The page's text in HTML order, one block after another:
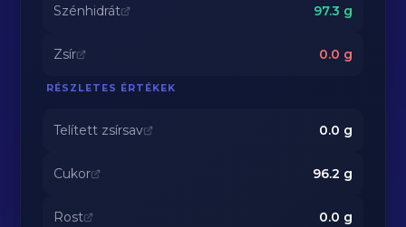
Szénhidrát 97.3 g
Zsír 0.0 g
RÉSZLETES ÉRTÉKEK
Telített zsírsav 0.0 g
Cukor 96.2 g
Rost 0.0 g